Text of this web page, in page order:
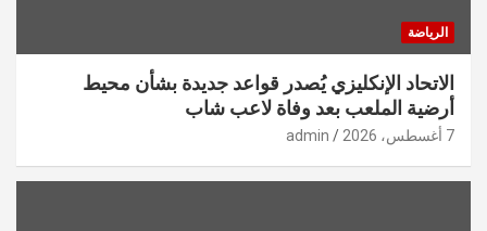
الرياضة
الاتحاد الإنكليزي يُصدر قواعد جديدة بشأن محيط
أرضية الملعب بعد وفاة لاعب شاب
7 أغسطس، 2026 admin